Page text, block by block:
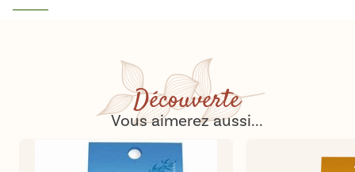
Découverte
Vous aimerez aussi...